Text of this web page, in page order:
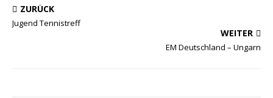
ZURÜCK
Jugend Tennistreff
WEITER
EM Deutschland – Ungarn